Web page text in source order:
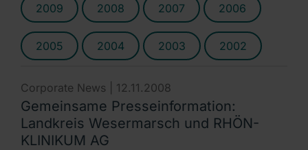
2009 2008 2007 2006
2005 2004 2003 2002
Corporate News | 12.11.2008
Gemeinsame Presseinformation:
Landkreis Wesermarsch und RHÖN-
KLINIKUM AG